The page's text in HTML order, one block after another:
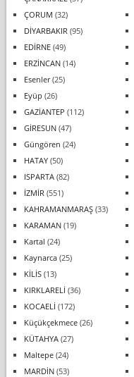
ÇORUM (32)
DİYARBAKIR (95)
EDİRNE(49)
ERZİNCAN(14)
Esenler(25)
Eyüp (26)
GAZİANTEP (112)
GİRESUN(47)
Güngören (24)
HATAY(50)
ISPARTA(82)
İZMİR (551)
KAHRAMANMARAŞ(33)
KARAMAN(19)
Kartal (24)
Kaynarca(25)
KİLİS(13)
KIRKLARELİ (36)
KOCAELİ (172)
Küçükçekmece(26)
KÜTAHYA(27)
Maltepe(24)
MARDİN(53)